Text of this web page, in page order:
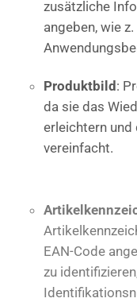
zusätzliche
angeben, wie
Produktbild :
da sie das
erleichtern
vereinfacht.
EAN-Code
zu